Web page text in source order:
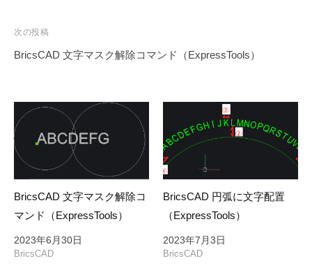
ビ
ゲ
ン
次の投稿
BricsCAD 文字マスク解除コマンド（ExpressTools）
BricsCAD 文字マスク解除コ
マンド（ExpressTools）
2023年6月30日
BricsCAD
BricsCAD 円弧に文字配置
（ExpressTools）
2023年7月3日
BricsCAD